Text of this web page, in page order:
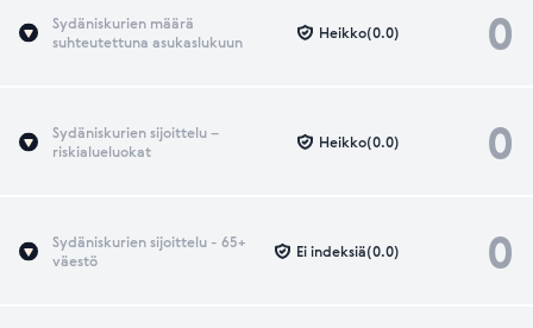
Sydäniskurien määrä
suhteutettuna asukaslukuun
0
Heikko(0.0)
Sydäniskurien sijoittelu –
riskialueluokat
0
Heikko(0.0)
Sydäniskurien sijoittelu - 65+
väestö
0
Ei indeksiä(0.0)